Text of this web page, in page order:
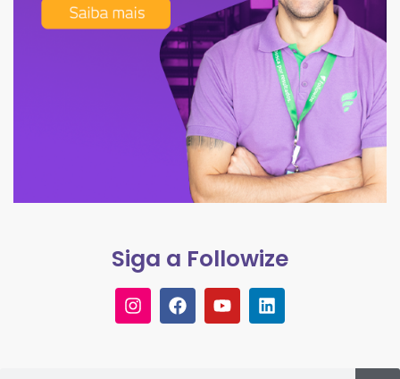
Siga a Followize